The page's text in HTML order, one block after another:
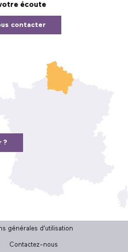
écoute
contacter
?
générales d'utilisation
Contactez-nous